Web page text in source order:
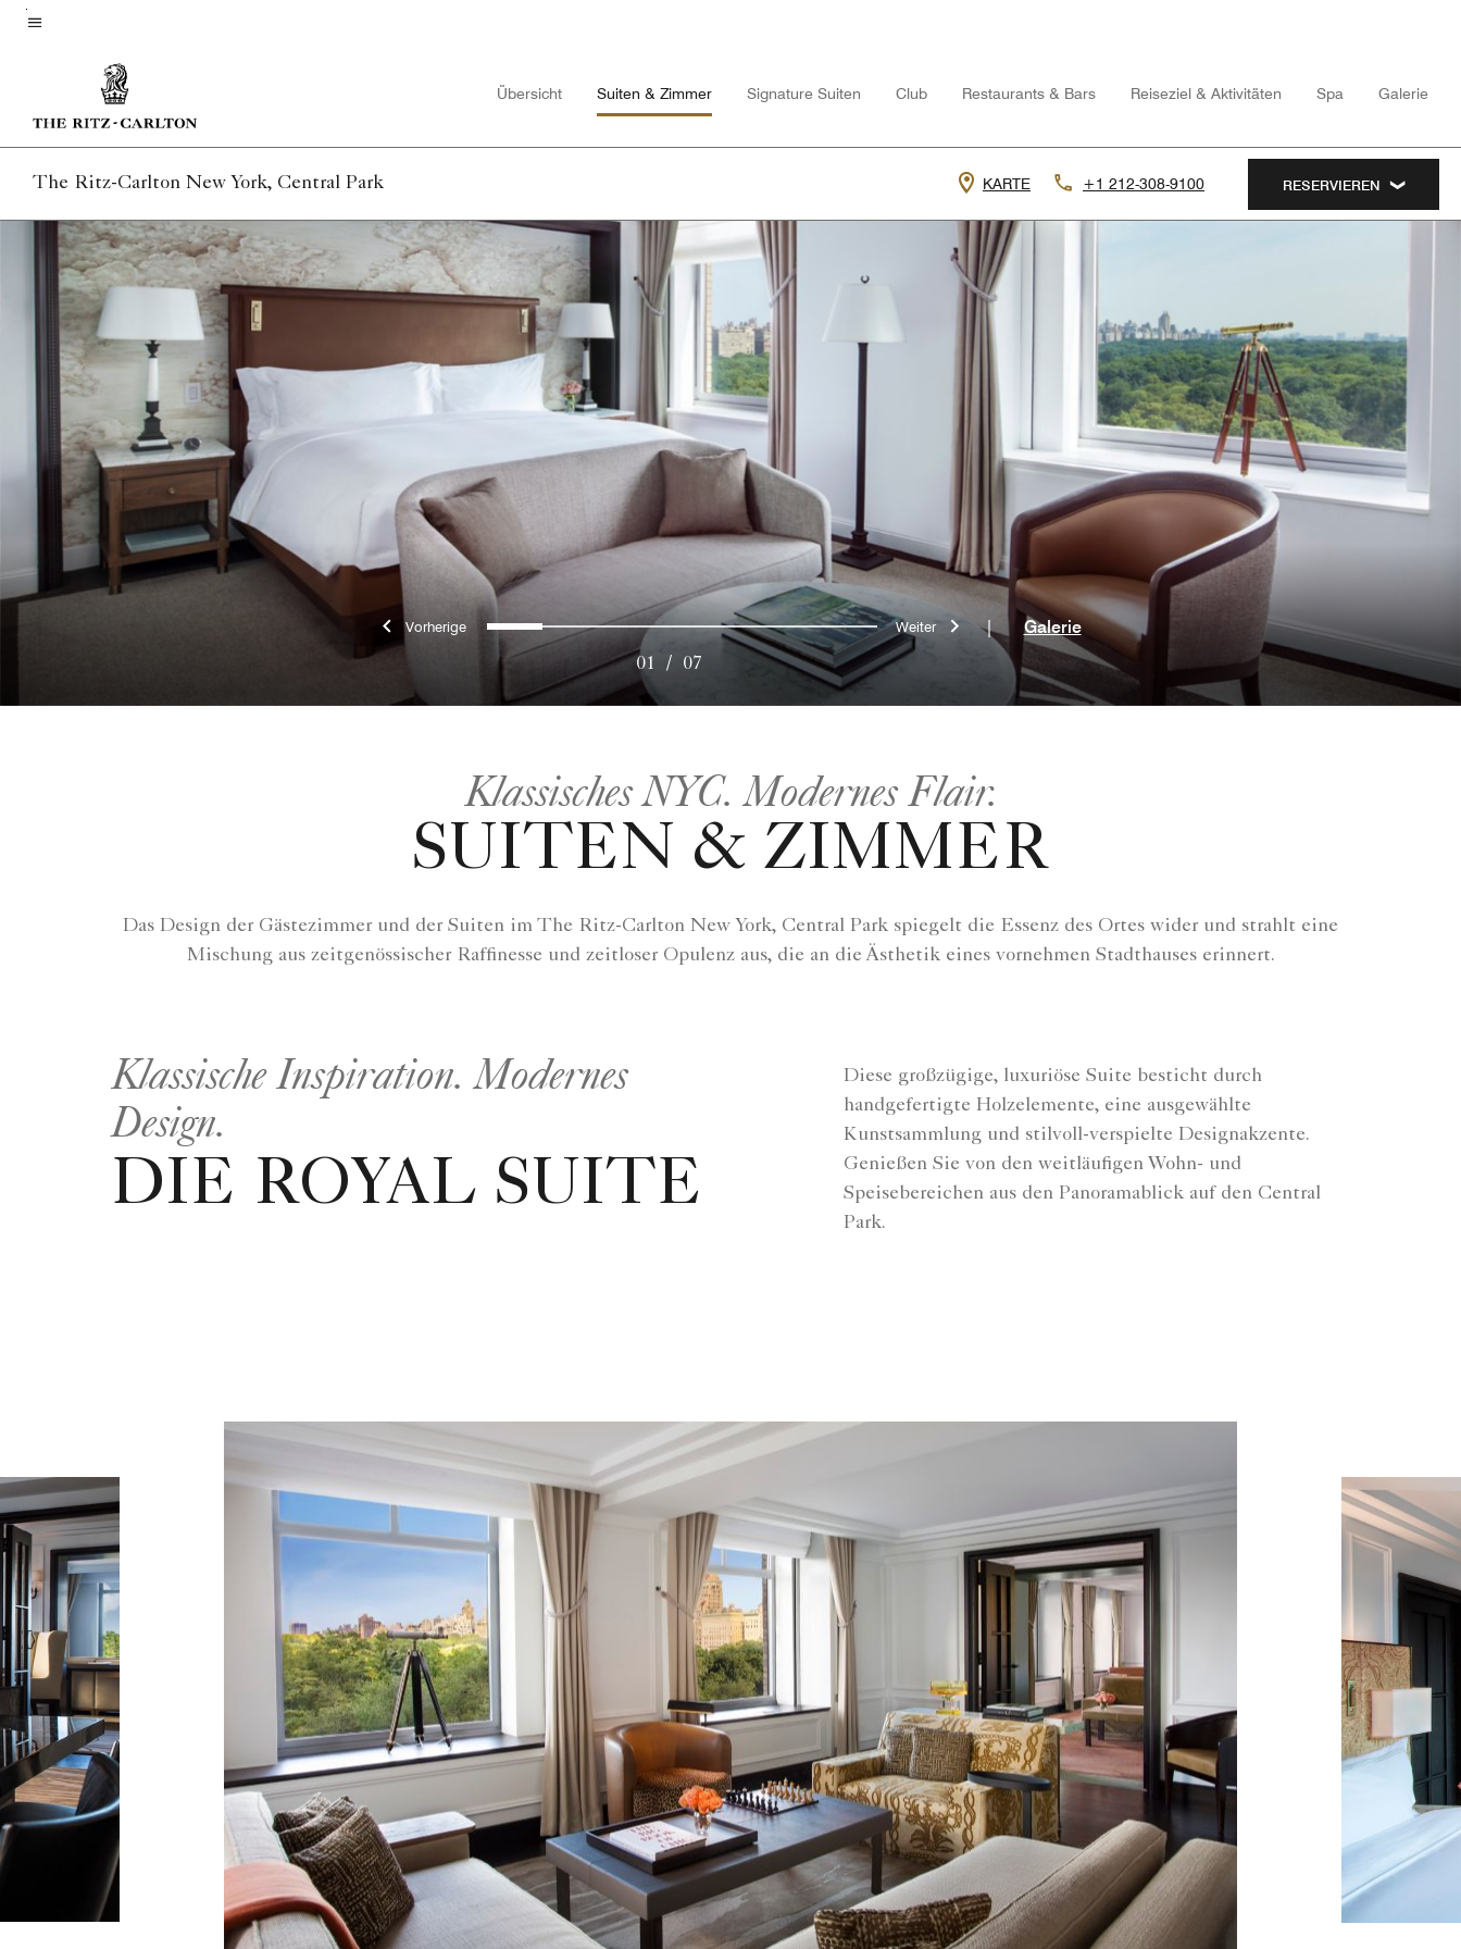
Skip
Übersicht Suiten & Zimmer Signature Suiten Club Restaurants & Bars Reiseziel & Aktivitäten Spa Galerie
The Ritz-Carlton New York, Central Park KARTE +1 212-308-9100 RESERVIEREN
Vorherige
0 1 2 3 4 5 6 Weiter
01 / 07
| Galerie
Klassisches NYC. Modernes Flair.
SUITEN & ZIMMER
Das Design der Gästezimmer und der Suiten im The Ritz-Carlton New York, Central Park spiegelt die Essenz des Ortes wider und strahlt eine
Mischung aus zeitgenössischer Raffinesse und zeitloser Opulenz aus, die an die Ästhetik eines vornehmen Stadthauses erinnert.
Klassische Inspiration. Modernes
Design.
DIE ROYAL SUITE
Diese großzügige, luxuriöse Suite besticht durch
handgefertigte Holzelemente, eine ausgewählte
Kunstsammlung und stilvoll-verspielte Designakzente.
Genießen Sie von den weitläufigen Wohn- und
Speisebereichen aus den Panoramablick auf den Central
Park.